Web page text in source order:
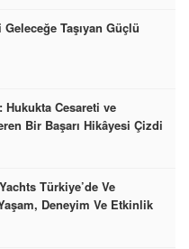
Taşıyan Güçlü
Hukukta Cesareti ve
Bir Başarı Hikâyesi Çizdi
Türkiye’de Ve
Deneyim Ve Etkinlik